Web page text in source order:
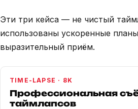
Эти три кейса — не чистый
использованы ускоренные
выразительный приём.
TIME-LAPSE · 8K
Профессиональная
таймлапсов